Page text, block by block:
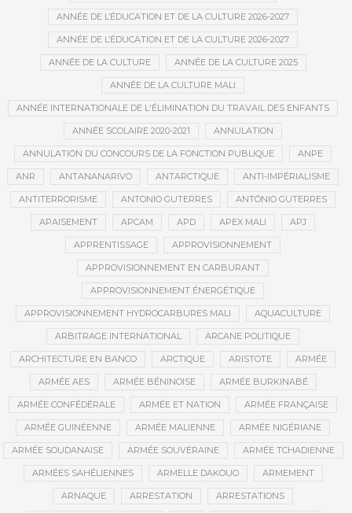
ANNÉE DE L’ÉDUCATION ET DE LA CULTURE 2026-2027
ANNÉE DE L’ÉDUCATION ET DE LA CULTURE 2026-2027
ANNÉE DE LA CULTURE ANNÉE DE LA CULTURE 2025
ANNÉE DE LA CULTURE MALI
ANNÉE INTERNATIONALE DE L'ÉLIMINATION DU TRAVAIL DES ENFANTS
ANNÉE SCOLAIRE 2020-2021 ANNULATION
ANNULATION DU CONCOURS DE LA FONCTION PUBLIQUE ANPE
ANR ANTANANARIVO ANTARCTIQUE ANTI-IMPÉRIALISME
ANTITERRORISME ANTONIO GUTERRES ANTÓNIO GUTERRES
APAISEMENT APCAM APD APEX MALI APJ
APPRENTISSAGE APPROVISIONNEMENT
APPROVISIONNEMENT EN CARBURANT
APPROVISIONNEMENT ÉNERGÉTIQUE
APPROVISIONNEMENT HYDROCARBURES MALI AQUACULTURE
ARBITRAGE INTERNATIONAL ARCANE POLITIQUE
ARCHITECTURE EN BANCO ARCTIQUE ARISTOTE ARMÉE
ARMÉE AES ARMÉE BÉNINOISE ARMÉE BURKINABÉ
ARMÉE CONFÉDÉRALE ARMÉE ET NATION ARMÉE FRANÇAISE
ARMÉE GUINÉENNE ARMÉE MALIENNE ARMÉE NIGÉRIANE
ARMÉE SOUDANAISE ARMÉE SOUVERAINE ARMÉE TCHADIENNE
ARMÉES SAHÉLIENNES ARMELLE DAKOUO ARMEMENT
ARNAQUE ARRESTATION ARRESTATIONS